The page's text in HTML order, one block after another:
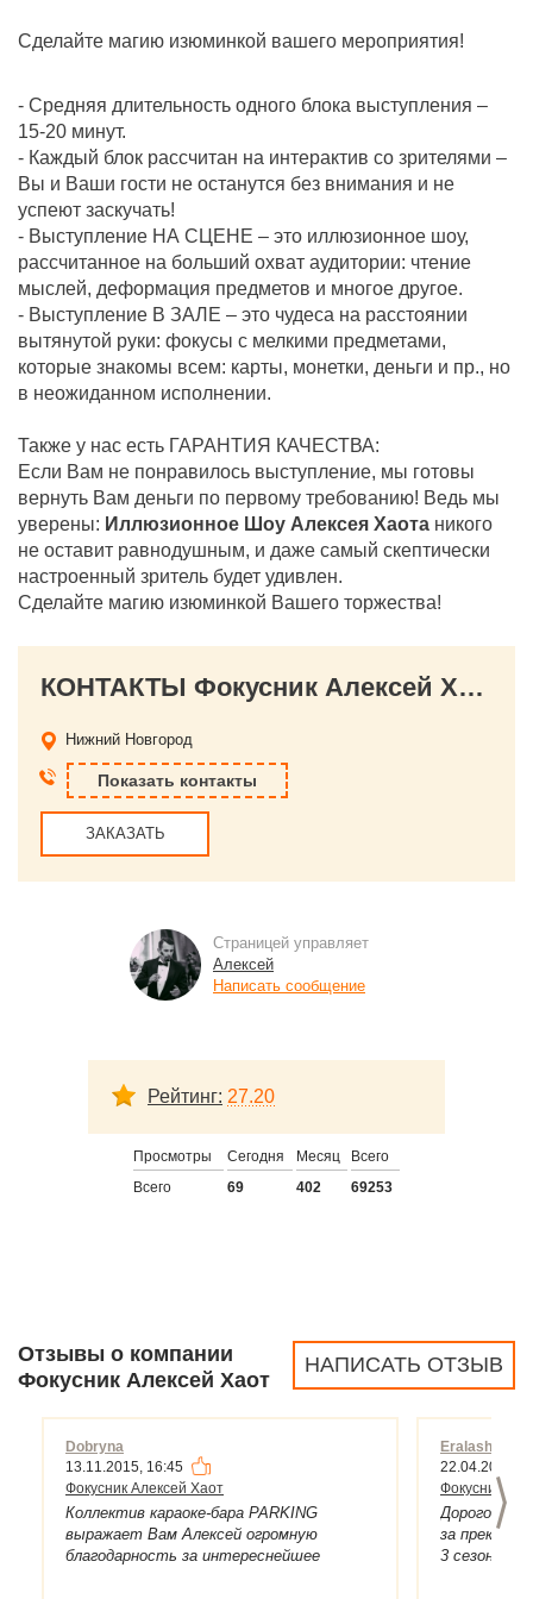
Сделайте магию изюминкой вашего мероприятия!
- Средняя длительность одного блока выступления –
15-20 минут.
- Каждый блок рассчитан на интерактив со зрителями –
Вы и Ваши гости не останутся без внимания и не
успеют заскучать!
- Выступление НА СЦЕНЕ – это иллюзионное шоу,
рассчитанное на больший охват аудитории: чтение
мыслей, деформация предметов и многое другое.
- Выступление В ЗАЛЕ – это чудеса на расстоянии
вытянутой руки: фокусы с мелкими предметами,
которые знакомы всем: карты, монетки, деньги и пр., но
в неожиданном исполнении.
Также у нас есть ГАРАНТИЯ КАЧЕСТВА:
Если Вам не понравилось выступление, мы готовы
вернуть Вам деньги по первому требованию! Ведь мы
уверены: Иллюзионное Шоу Алексея Хаота никого
не оставит равнодушным, и даже самый скептически
настроенный зритель будет удивлен.
Сделайте магию изюминкой Вашего торжества!
КОНТАКТЫ Фокусник Алексей Хаот
Нижний Новгород
Показать контакты
ЗАКАЗАТЬ
Страницей управляет
Алексей
Написать сообщение
Рейтинг: 27.20
Просмотры Сегодня Месяц
Всего
Всего
69 402 69253
НАПИСАТЬ ОТЗЫВ
Отзывы о компании
Фокусник Алексей Хаот
>
Dobryna
13.11.2015, 16:45
Фокусник Алексей Хаот
Коллектив караоке-бара PARKING
выражает Вам Алексей огромную
благодарность за интереснейшее
Eralash
22.04.2015,
Фокусник
Дорогой
за
3 сезона